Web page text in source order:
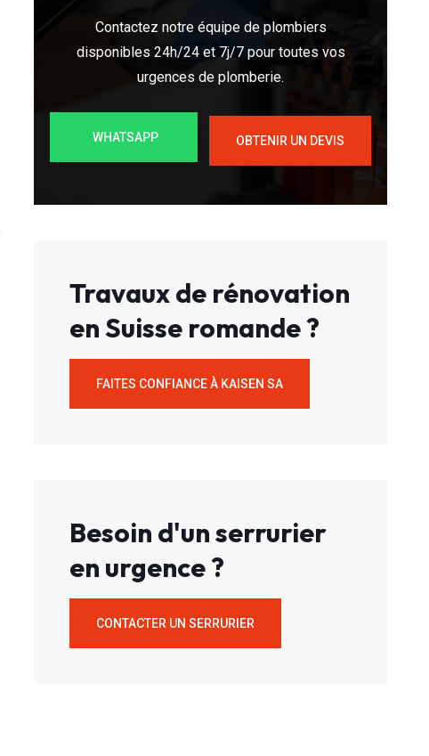
Contactez notre équipe de plombiers
disponibles 24h/24 et 7j/7 pour toutes vos
urgences de plomberie.
WHATSAPP OBTENIR UN DEVIS
Travaux de rénovation
en Suisse romande ?
FAITES CONFIANCE À KAISEN SA
Besoin d'un serrurier
en urgence ?
CONTACTER UN SERRURIER